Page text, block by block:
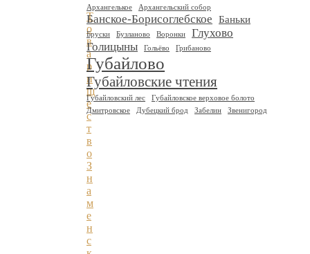
Т
о
в
а
р
и
щ
е
с
т
в
о
З
н
а
м
е
н
с
Архангелькое Архангельский собор
Банское-Борисоглебское Баньки
Бруски Бузланово Воронки
Глухово
Голицыны
Гольёво Грибаново
Губайлово
Губайловские чтения
Губайловский лес
Губайловское верховое болото
Дмитровское
Дубецкий брод Забелин Звенигород